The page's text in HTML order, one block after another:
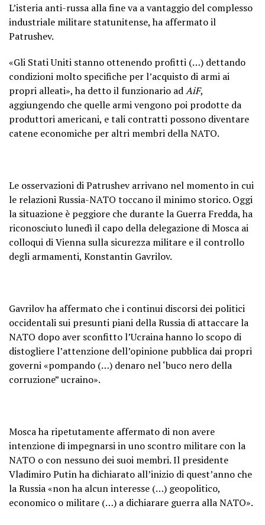
L’isteria anti-russa alla fine va a vantaggio del complesso
industriale militare statunitense, ha affermato il
Patrushev.
«Gli Stati Uniti stanno ottenendo profitti (…) dettando
condizioni molto specifiche per l’acquisto di armi ai
propri alleati», ha detto il funzionario adAiF,
aggiungendo che quelle armi vengono poi prodotte da
produttori americani, e tali contratti possono diventare
catene economiche per altri membri della NATO.
Le osservazioni di Patrushev arrivano nel momento in cui
le relazioni Russia-NATO toccano il minimo storico. Oggi
la situazione è peggiore che durante la Guerra Fredda, ha
riconosciuto lunedì il capo della delegazione di Mosca ai
colloqui di Vienna sulla sicurezza militare e il controllo
degli armamenti, Konstantin Gavrilov.
Gavrilov ha affermato che i continui discorsi dei politici
occidentali sui presunti piani della Russia di attaccare la
NATO dopo aver sconfitto l’Ucraina hanno lo scopo di
distogliere l’attenzione dell’opinione pubblica dai propri
governi «pompando (…) denaro nel ‘buco nero della
corruzione” ucraino».
Mosca ha ripetutamente affermato di non avere
intenzione di impegnarsi in uno scontro militare con la
NATO o con nessuno dei suoi membri. Il presidente
Vladimiro Putin ha dichiarato all’inizio di quest’anno che
la Russia «non ha alcun interesse (…) geopolitico,
economico o militare (…) a dichiarare guerra alla NATO».